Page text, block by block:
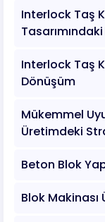
Interlock Taş
Interlock Taş
Dönüşüm
Mükemmel
Üretimdeki
Beton Blok
Blok Makinası